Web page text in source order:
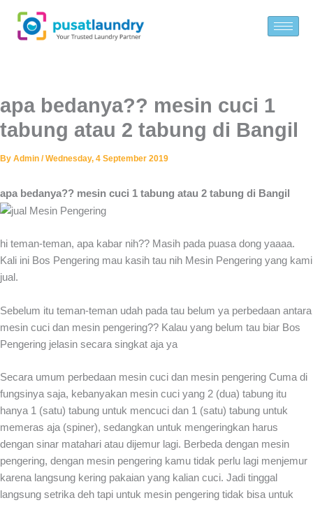
content
apa bedanya?? mesin cuci 1
tabung atau 2 tabung di Bangil
By Admin /Wednesday, 4 September 2019
apa bedanya?? mesin cuci 1 tabung atau 2 tabung di Bangil
hi teman-teman, apa kabar nih?? Masih pada puasa dong yaaaa.
Kali ini Bos Pengering mau kasih tau nih Mesin Pengering yang kami
jual.
Sebelum itu teman-teman udah pada tau belum ya perbedaan antara
mesin cuci dan mesin pengering?? Kalau yang belum tau biar Bos
Pengering jelasin secara singkat aja ya
Secara umum perbedaan mesin cuci dan mesin pengering Cuma di
fungsinya saja, kebanyakan mesin cuci yang 2 (dua) tabung itu
hanya 1 (satu) tabung untuk mencuci dan 1 (satu) tabung untuk
memeras aja (spiner), sedangkan untuk mengeringkan harus
dengan sinar matahari atau dijemur lagi. Berbeda dengan mesin
pengering, dengan mesin pengering kamu tidak perlu lagi menjemur
karena langsung kering pakaian yang kalian cuci. Jadi tinggal
langsung setrika deh tapi untuk mesin pengering tidak bisa untuk